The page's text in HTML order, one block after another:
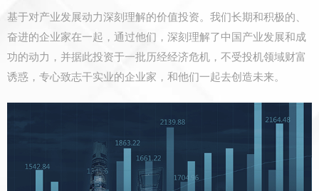
基于对产业发展动力深刻理解的价值投资。我们长期和积极的、
奋进的企业家在一起，通过他们，深刻理解了中国产业发展和成
功的动力，并据此投资于一批历经经济危机，不受投机领域财富
诱惑，专心致志干实业的企业家，和他们一起去创造未来。